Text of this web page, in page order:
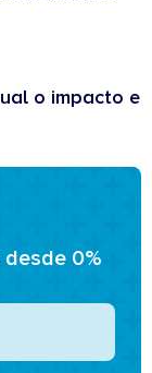
o impacto e
0%